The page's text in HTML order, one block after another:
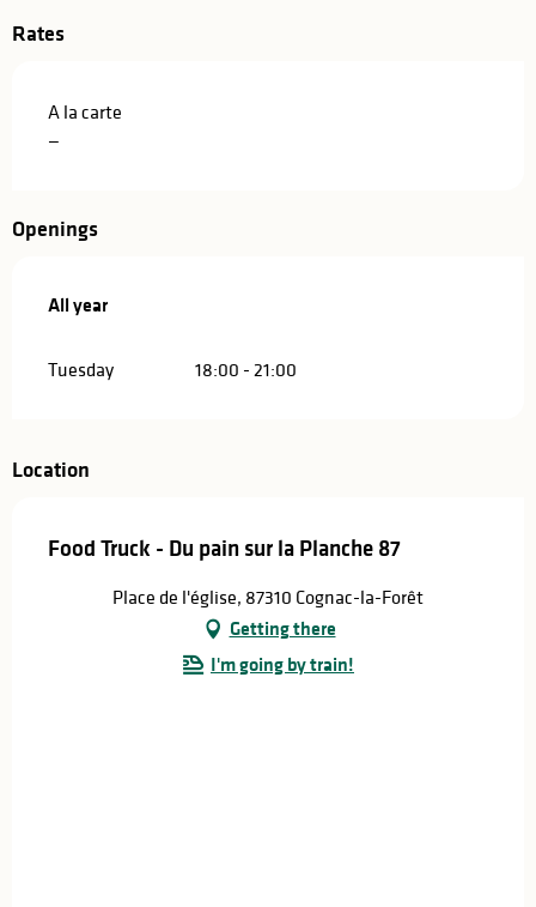
Rates
A la carte
—
Openings
All year
All year
Tuesday 18:00 - 21:00
Location
Food Truck - Du pain sur la Planche 87
Place de l'église, 87310 Cognac-la-Forêt
Getting there
I'm going by train!